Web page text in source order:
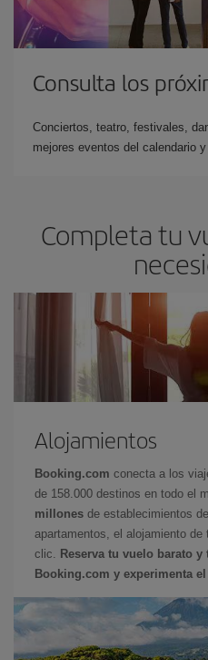
Consulta los
Conciertos, teatro, festivales,
mejores eventos del calendario
Completa tu
Alojamientos
Booking.com conecta a los
de 158.000 destinos en todo el
millones de establecimientos
apartamentos, el alojamiento
clic.
Reserva tu vuelo barato
Booking.com y experimenta